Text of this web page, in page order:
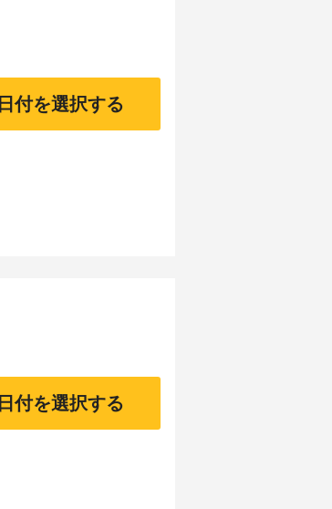
日付を選択する
日付を選択する